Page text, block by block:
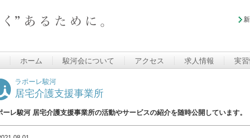
ホーム 駿河会について アクセス 求人情報 実
ラポーレ駿河
居宅介護支援事業所
ーレ駿河 居宅介護支援事業所の活動やサービスの紹介を随時公開しています。